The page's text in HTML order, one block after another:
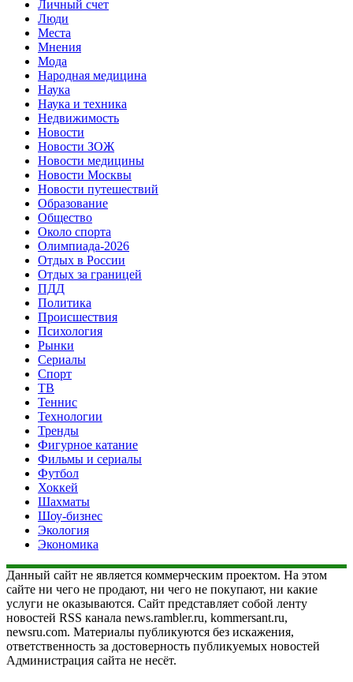
Личный счет
Люди
Места
Мнения
Мода
Народная медицина
Наука
Наука и техника
Недвижимость
Новости
Новости ЗОЖ
Новости медицины
Новости Москвы
Новости путешествий
Образование
Общество
Около спорта
Олимпиада-2026
Отдых в России
Отдых за границей
ПДД
Политика
Происшествия
Психология
Рынки
Сериалы
Спорт
ТВ
Теннис
Технологии
Тренды
Фигурное катание
Фильмы и сериалы
Футбол
Хоккей
Шахматы
Шоу-бизнес
Экология
Экономика
Данный сайт не является коммерческим проектом. На этом
сайте ни чего не продают, ни чего не покупают, ни какие
услуги не оказываются. Сайт представляет собой ленту
новостей RSS канала news.rambler.ru, kommersant.ru,
newsru.com. Материалы публикуются без искажения,
ответственность за достоверность публикуемых новостей
Администрация сайта не несёт.